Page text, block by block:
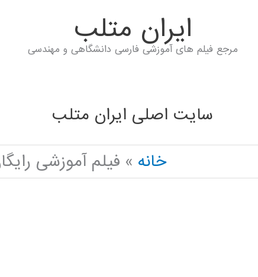
ايران متلب
مرجع فیلم های آموزشی فارسی دانشگاهی و مهندسی
سایت اصلی ایران متلب
خانه
فیلم آموزشی